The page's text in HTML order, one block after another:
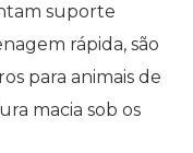
suporte
rápida, são
para animais de
macia sob os